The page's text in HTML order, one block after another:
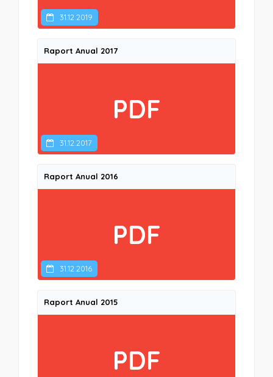
31.12.2019
Raport Anual 2017
PDF
31.12.2017
Raport Anual 2016
PDF
31.12.2016
Raport Anual 2015
PDF